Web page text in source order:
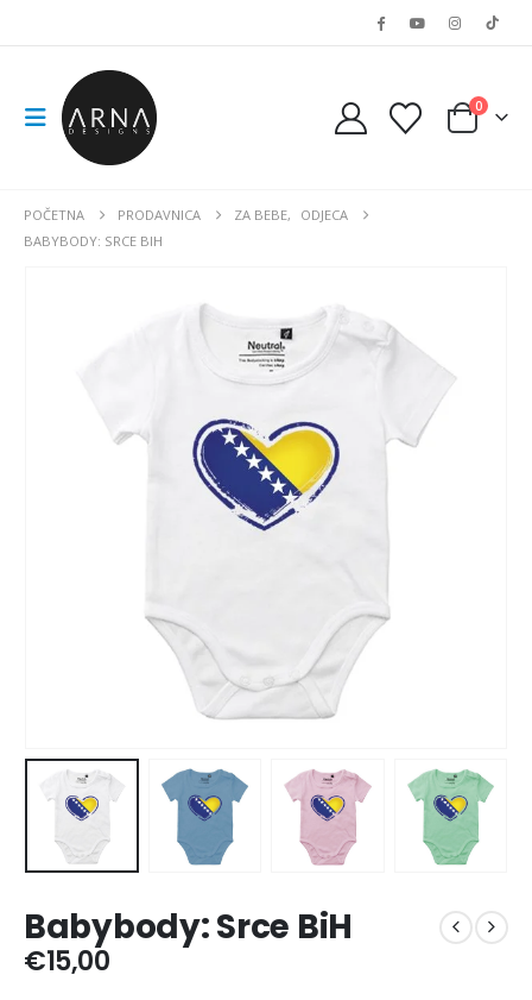
0
POČETNA PRODAVNICA ZA BEBE,
ODJECA
BABYBODY: SRCE BIH
Babybody: Srce BiH
€15,00